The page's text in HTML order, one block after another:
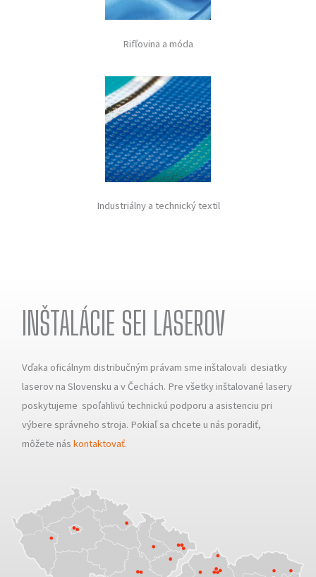
Rifľovina a móda
Industriálny a technický textil
INŠTALÁCIE SEI LASEROV
Vďaka oficálnym distribučným právam sme inštalovali desiatky
laserov na Slovensku a v Čechách. Pre všetky inštalované lasery
poskytujeme spoľahlivú technickú podporu a asistenciu pri
výbere správneho stroja. Pokiaľ sa chcete u nás poradiť,
môžete náskontaktovať.